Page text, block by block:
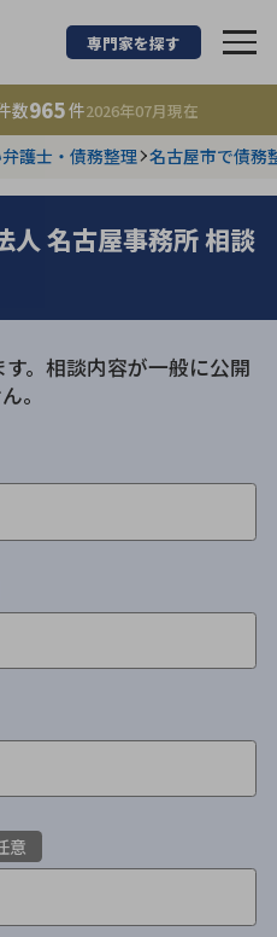
債務整理に強い弁
都道府県を選択
事務所 965
件
更新日 :2026年07月31日
闇金
専門家を探す
数965件2026年07月現在
護士・債務整理 名古屋市で債務
人 名古屋事務所 相談
。相談内容が一般に公開
。
意